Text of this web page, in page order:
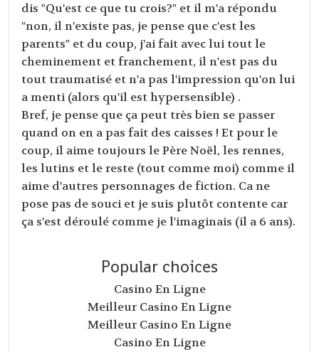
dis "Qu'est ce que tu crois?" et il m'a répondu
"non, il n'existe pas, je pense que c'est les
parents" et du coup, j'ai fait avec lui tout le
cheminement et franchement, il n'est pas du
tout traumatisé et n'a pas l'impression qu'on lui
a menti (alors qu'il est hypersensible) .
Bref, je pense que ça peut très bien se passer
quand on en a pas fait des caisses ! Et pour le
coup, il aime toujours le Père Noël, les rennes,
les lutins et le reste (tout comme moi) comme il
aime d'autres personnages de fiction. Ca ne
pose pas de souci et je suis plutôt contente car
ça s'est déroulé comme je l'imaginais (il a 6 ans).
Popular choices
Casino En Ligne
Meilleur Casino En Ligne
Meilleur Casino En Ligne
Casino En Ligne